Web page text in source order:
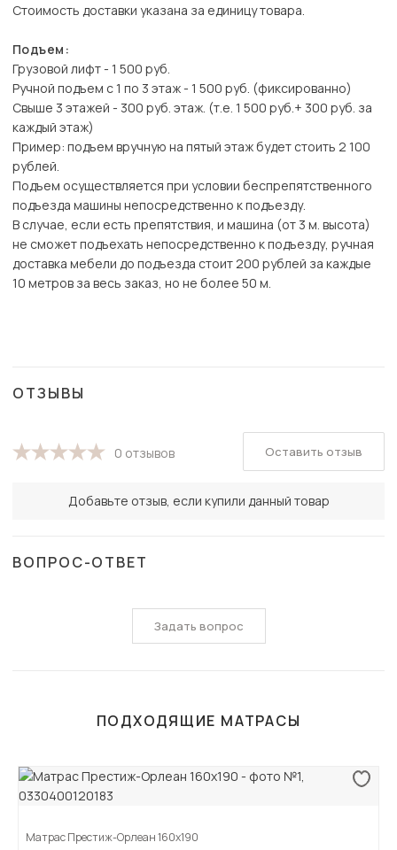
Стоимость доставки указана за единицу товара.
Подъем:
Грузовой лифт - 1 500 руб.
Ручной подъем с 1 по 3 этаж - 1 500 руб. (фиксированно)
Свыше 3 этажей - 300 руб. этаж. (т.е. 1 500 руб.+ 300 руб. за
каждый этаж)
Пример: подъем вручную на пятый этаж будет стоить 2 100
рублей.
Подъем осуществляется при условии беспрепятственного
подъезда машины непосредственно к подъезду.
В случае, если есть препятствия, и машина (от 3 м. высота)
не сможет подъехать непосредственно к подъезду, ручная
доставка мебели до подъезда стоит 200 рублей за каждые
10 метров за весь заказ, но не более 50 м.
ОТЗЫВЫ
0 отзывов
Добавьте отзыв, если купили данный товар
Оставить отзыв
ВОПРОС-ОТВЕТ
Задать вопрос
ПОДХОДЯЩИЕ МАТРАСЫ
Матрас Престиж-Орлеан 160х190